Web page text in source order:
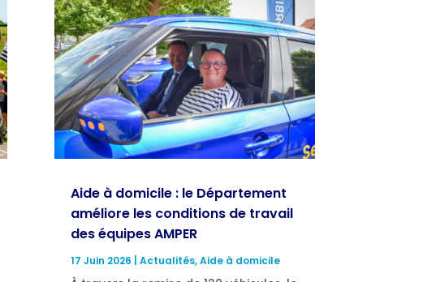
Aide à domicile : le Département
améliore les conditions de travail
des équipes AMPER
17 Juin 2026 Actualités,Aide à domicile